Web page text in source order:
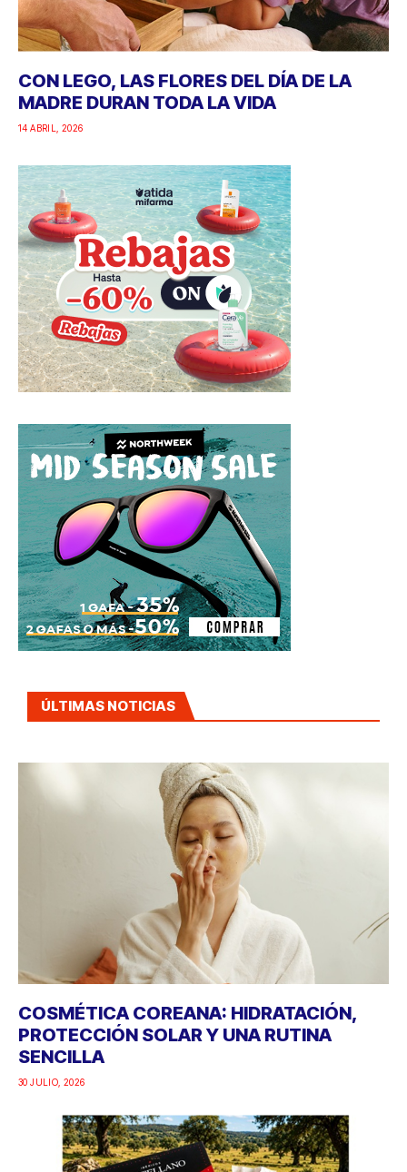
CON LEGO, LAS FLORES DEL DÍA DE LA
MADRE DURAN TODA LA VIDA
14 ABRIL, 2026
ÚLTIMAS NOTICIAS
COSMÉTICA COREANA: HIDRATACIÓN,
PROTECCIÓN SOLAR Y UNA RUTINA
SENCILLA
30 JULIO, 2026